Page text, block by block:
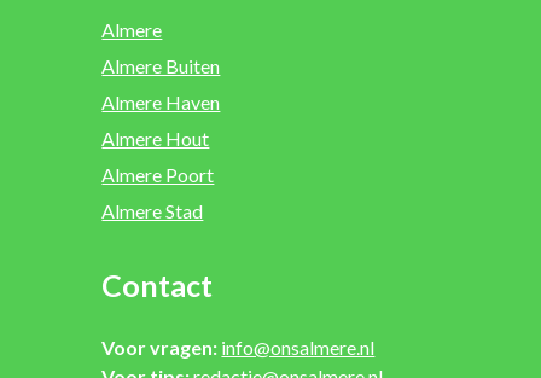
Almere
Almere Buiten
Almere Haven
Almere Hout
Almere Poort
Almere Stad
Contact
Voor vragen: info@onsalmere.nl